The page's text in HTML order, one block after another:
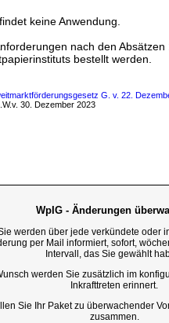
findet keine Anwendung.
nach den
bestellt werden.
G. v. 22.
30. Dezember 2023
WpIG - Änderungen
werden über jede verkündete oder
per Mail informiert, sofort,
Intervall, das Sie gewählt
werden Sie zusätzlich im
Inkrafttreten erinnert.
Sie Ihr Paket zu überwachender
zusammen.